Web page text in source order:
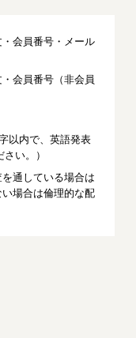
会員番号・メール
会員番号（非会員
以内で、英語発表
い。）
通している場合は
場合は倫理的な配